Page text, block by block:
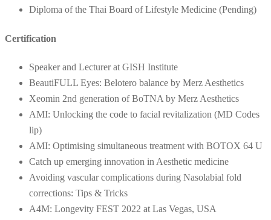
Diploma of the Thai Board of Lifestyle Medicine (Pending)
Certification
Speaker and Lecturer at GISH Institute
BeautiFULL Eyes: Belotero balance by Merz Aesthetics
Xeomin 2nd generation of BoTNA by Merz Aesthetics
AMI: Unlocking the code to facial revitalization (MD Codes
lip)
AMI: Optimising simultaneous treatment with BOTOX 64 U
Catch up emerging innovation in Aesthetic medicine
Avoiding vascular complications during Nasolabial fold
corrections: Tips & Tricks
A4M: Longevity FEST 2022 at Las Vegas, USA